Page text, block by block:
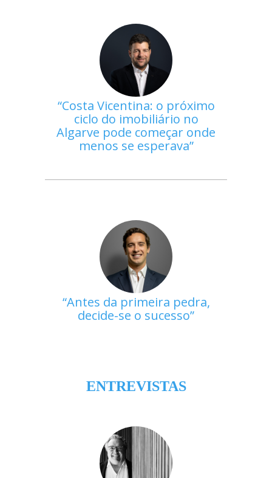
Costa Vicentina: o próximo
ciclo do imobiliário no
Algarve pode começar onde
menos se esperava
Antes da primeira pedra,
decide-se o sucesso
ENTREVISTAS